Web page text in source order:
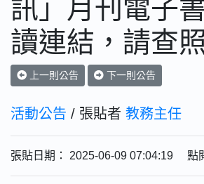
訊」月刊電子
讀連結，請查
上一則公告 下一則公告
活動公告 / 張貼者 教務主任
張貼日期： 2025-06-09 07:04:19 點